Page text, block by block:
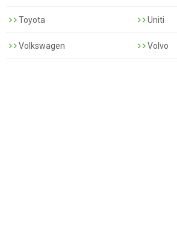
Toyota Uniti
Volkswagen Volvo